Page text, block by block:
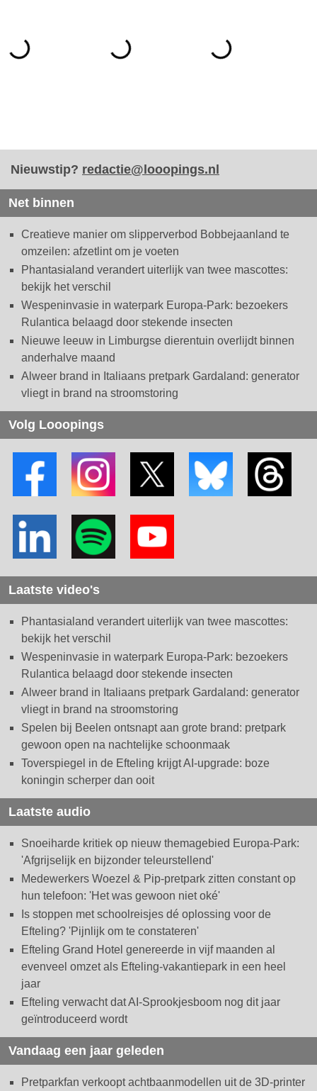
Nieuwstip? redactie@looopings.nl
Net binnen
Creatieve manier om slipperverbod Bobbejaanland te
omzeilen: afzetlint om je voeten
Phantasialand verandert uiterlijk van twee mascottes:
bekijk het verschil
Wespeninvasie in waterpark Europa-Park: bezoekers
Rulantica belaagd door stekende insecten
Nieuwe leeuw in Limburgse dierentuin overlijdt binnen
anderhalve maand
Alweer brand in Italiaans pretpark Gardaland: generator
vliegt in brand na stroomstoring
Volg Looopings
Laatste video's
Phantasialand verandert uiterlijk van twee mascottes:
bekijk het verschil
Wespeninvasie in waterpark Europa-Park: bezoekers
Rulantica belaagd door stekende insecten
Alweer brand in Italiaans pretpark Gardaland: generator
vliegt in brand na stroomstoring
Spelen bij Beelen ontsnapt aan grote brand: pretpark
gewoon open na nachtelijke schoonmaak
Toverspiegel in de Efteling krijgt AI-upgrade: boze
koningin scherper dan ooit
Laatste audio
Snoeiharde kritiek op nieuw themagebied Europa-Park:
'Afgrijselijk en bijzonder teleurstellend'
Medewerkers Woezel & Pip-pretpark zitten constant op
hun telefoon: 'Het was gewoon niet oké'
Is stoppen met schoolreisjes dé oplossing voor de
Efteling? 'Pijnlijk om te constateren'
Efteling Grand Hotel genereerde in vijf maanden al
evenveel omzet als Efteling-vakantiepark in een heel
jaar
Efteling verwacht dat AI-Sprookjesboom nog dit jaar
geïntroduceerd wordt
Vandaag een jaar geleden
Pretparkfan verkoopt achtbaanmodellen uit de 3D-printer